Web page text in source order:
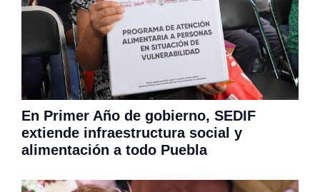
En Primer Año de gobierno, SEDIF
extiende infraestructura social y
alimentación a todo Puebla